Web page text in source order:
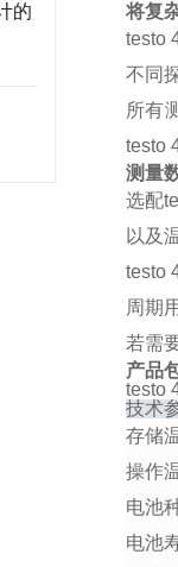
的
将复
testo
不同
所有
testo
测量
选配
以及
testo
周期
若需
产品
testo
技术
存储
操作
电池
电池